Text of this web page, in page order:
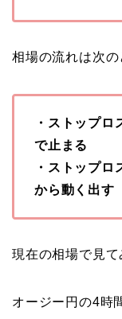
相場の流れは次の
・ストップ
で止まる
・ストップ
から動く出す
現在の相場で見て
オージー円の4時